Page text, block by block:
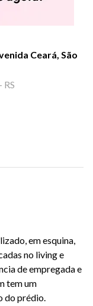
Ceará, São
em esquina,
no living e
de empregada e
tem um
do prédio.